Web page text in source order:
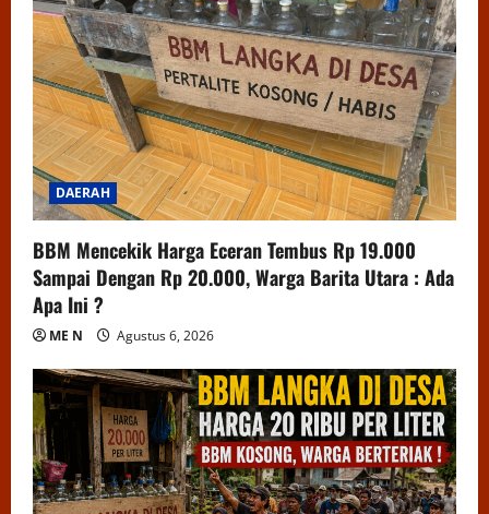
DAERAH
BBM Mencekik Harga Eceran Tembus Rp 19.000
Sampai Dengan Rp 20.000, Warga Barita Utara : Ada
Apa Ini ?
ME N Agustus 6, 2026